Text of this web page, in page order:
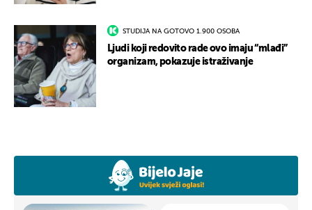
STUDIJA NA GOTOVO 1.900 OSOBA
Ljudi koji redovito rade ovo imaju “mlađi”
organizam, pokazuje istraživanje